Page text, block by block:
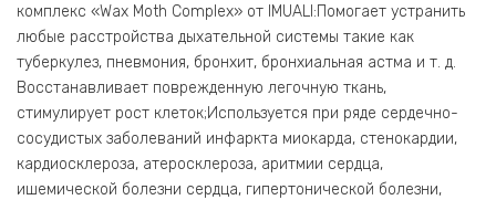
комплекс «Wax Moth Complex» от IMUALI:Помогает устранить
любые расстройства дыхательной системы такие как
туберкулез, пневмония, бронхит, бронхиальная астма и т. д.
Восстанавливает поврежденную легочную ткань,
стимулирует рост клеток;Используется при ряде сердечно-
сосудистых заболеваний инфаркта миокарда, стенокардии,
кардиосклероза, атеросклероза, аритмии сердца,
ишемической болезни сердца, гипертонической болезни,